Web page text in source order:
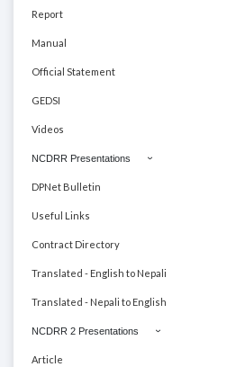
Report
Manual
Official Statement
GEDSI
Videos
NCDRR Presentations
DPNet Bulletin
Useful Links
Contract Directory
Translated - English to Nepali
Translated - Nepali to English
NCDRR 2 Presentations
Article